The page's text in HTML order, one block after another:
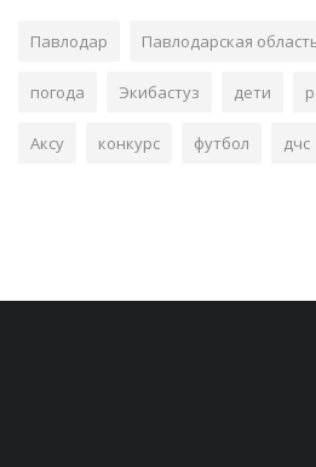
Павлодар Павлодарская
погода Экибастуз дети
Аксу конкурс футбол дчс